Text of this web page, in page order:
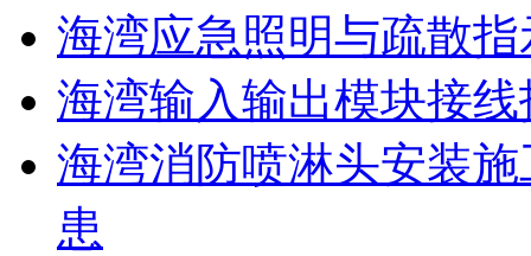
海湾应急照明与疏散
海湾输入输出模块接
海湾消防喷淋头安装
患